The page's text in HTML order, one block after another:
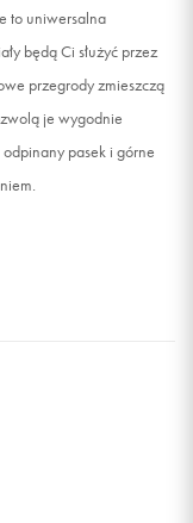
to uniwersalna
będą Ci służyć przez
przegrody zmieszczą
je wygodnie
pasek i górne